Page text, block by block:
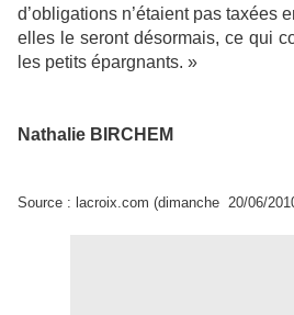
d’obligations n’étaient pas taxées
elles le seront désormais, ce qui
les petits épargnants. »
Nathalie BIRCHEM
Source : lacroix.com (dimanche 20/06/